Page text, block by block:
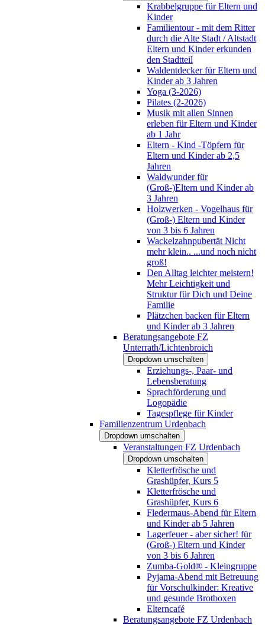
Krabbelgruppe für Eltern und
Kinder
Familientour - mit dem Ritter
durch die Alte Stadt / Altstadt
Eltern und Kinder erkunden
den Stadtteil
Waldentdecker für Eltern und
Kinder ab 3 Jahren
Yoga (3-2026)
Pilates (2-2026)
Musik mit allen Sinnen
erleben für Eltern und Kinder
ab 1 Jahr
Eltern - Kind -Töpfern für
Eltern und Kinder ab 2,5
Jahren
Waldwunder für
(Groß-)Eltern und Kinder ab
3 Jahren
Holzwerken - Vogelhaus für
(Groß-) Eltern und Kinder
von 3 bis 6 Jahren
Wackelzahnpubertät Nicht
mehr klein.. ...und noch nicht
groß!
Den Alltag leichter meistern!
Mehr Leichtigkeit und
Struktur für Dich und Deine
Familie
Plätzchen backen für Eltern
und Kinder ab 3 Jahren
Beratungsangebote FZ
Unterrath/Lichtenbroich
Dropdown umschalten
Erziehungs-, Paar- und
Lebensberatung
Sprachförderung und
Logopädie
Tagespflege für Kinder
Familienzentrum Urdenbach
Dropdown umschalten
Veranstaltungen FZ Urdenbach
Dropdown umschalten
Kletterfrösche und
Grashüpfer, Kurs 5
Kletterfrösche und
Grashüpfer, Kurs 6
Fledermaus-Abend für Eltern
und Kinder ab 5 Jahren
Lagerfeuer - aber sicher! für
(Groß-) Eltern und Kinder
von 3 bis 6 Jahren
Zumba-Gold® - Kleingruppe
Pyjama-Abend mit Betreuung
für Vorschulkinder: Kreative
und gesunde Brotboxen
Elterncafé
Beratungsangebote FZ Urdenbach